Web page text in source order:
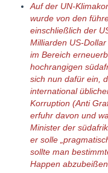
Auf der UN-
wurde von den
einschließlich der
Milliarden US-
im Bereich
hochrangigen
sich nun dafür ein,
international
Korruption (Anti
erfuhr davon und
Minister der
er solle
sollte man
Happen abzubeißen.